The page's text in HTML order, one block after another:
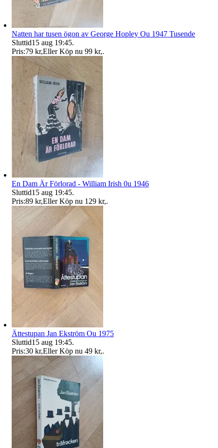
Natten har tusen ögon av George Hopley Ou 1947 Tusende
Sluttid15 aug 19:45.
Pris:79 kr,Eller Köp nu 99 kr,.
En Dam Är Förlorad - William Irish 0u 1946
Sluttid15 aug 19:45.
Pris:89 kr,Eller Köp nu 129 kr,.
Ättestupan Jan Ekström Ou 1975
Sluttid15 aug 19:45.
Pris:30 kr,Eller Köp nu 49 kr,.